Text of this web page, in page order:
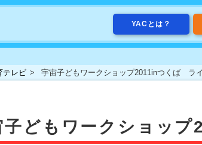
YACとは？
テレビ 宇宙子どもワークショップ2011inつくば ラ
子どもワークショッ